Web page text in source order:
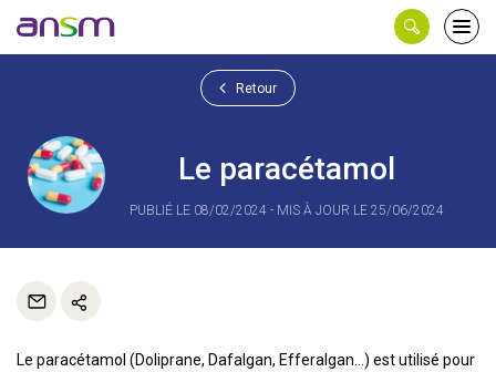
le
Retour
Le paracétamol
PUBLIÉ LE 08/02/2024 - MIS À JOUR LE 25/06/2024
Le paracétamol (Doliprane, Dafalgan, Efferalgan…) est utilisé pour